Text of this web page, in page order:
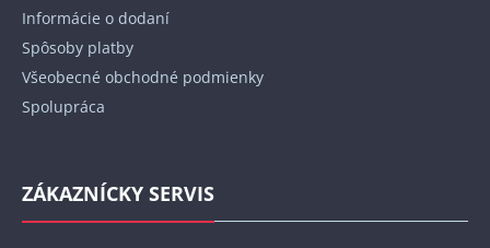
Informácie o dodaní
Spôsoby platby
Všeobecné obchodné podmienky
Spolupráca
ZÁKAZNÍCKY SERVIS